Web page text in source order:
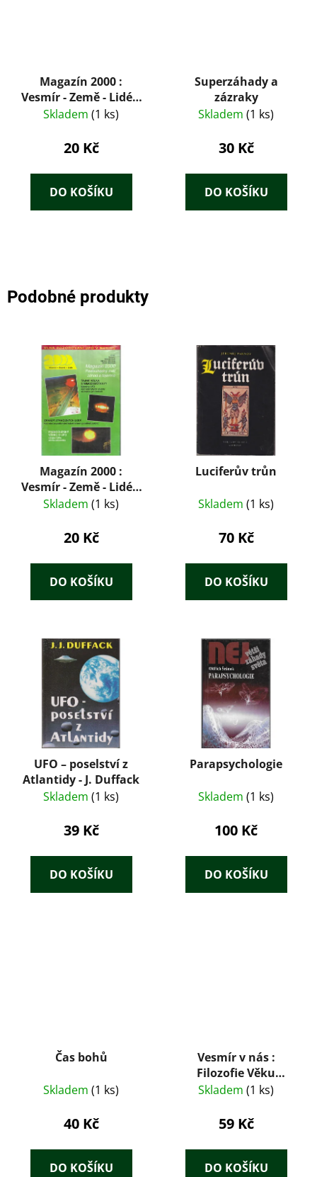
Magazín 2000 :
Vesmír - Země - Lidé 4
/ 96
Skladem (1 ks)
20 Kč
DO KOŠÍKU
Superzáhady a
zázraky
Skladem (1 ks)
30 Kč
DO KOŠÍKU
Podobné produkty
Magazín 2000 :
Vesmír - Země - Lidé 4
/ 95
Skladem (1 ks)
20 Kč
DO KOŠÍKU
Luciferův trůn
Skladem (1 ks)
70 Kč
DO KOŠÍKU
UFO – poselství z
Atlantidy - J. Duffack
Skladem (1 ks)
39 Kč
DO KOŠÍKU
Parapsychologie
Skladem (1 ks)
100 Kč
DO KOŠÍKU
Čas bohů
Skladem (1 ks)
40 Kč
DO KOŠÍKU
Vesmír v nás :
Filozofie Věku
Vodnáře pro každého
Skladem (1 ks)
59 Kč
DO KOŠÍKU